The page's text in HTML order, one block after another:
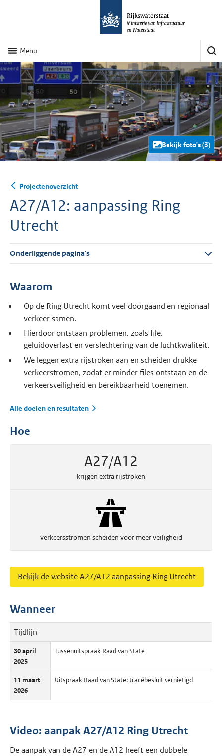
Menu
Bekijk foto's (3)
Projectenoverzicht
A27/A12: aanpassing Ring
Utrecht
Onderliggende pagina's
Waarom
Op de Ring Utrecht komt veel doorgaand en regionaal
verkeer samen.
Hierdoor ontstaan problemen, zoals file,
geluidoverlast en verslechtering van de luchtkwaliteit.
We leggen extra rijstroken aan en scheiden drukke
verkeerstromen, zodat er minder files ontstaan en de
verkeersveiligheid en bereikbaarheid toenemen.
Alle doelen en resultaten
Hoe
A27/A12
krijgen extra rijstroken
verkeersstromen scheiden voor meer veiligheid
Bekijk de website A27/A12 aanpassing Ring Utrecht
Wanneer
Tijdlijn
30 april
2025
Tussenuitspraak Raad van State
11 maart
2026
Uitspraak Raad van State: tracébesluit vernietigd
Video: aanpak A27/A12 Ring Utrecht
De aanpak van de A27 en de A12 heeft een dubbele